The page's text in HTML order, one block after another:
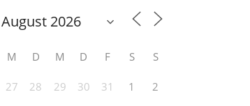
M D M D F S S
27 28 29 30 31 1
2